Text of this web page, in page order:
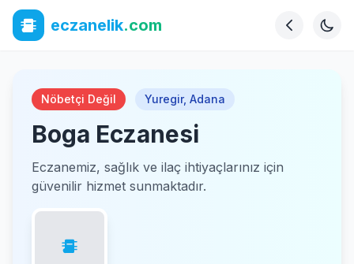
eczanelik.com
Nöbetçi Değil Yuregir, Adana
Boga Eczanesi
Eczanemiz, sağlık ve ilaç ihtiyaçlarınız için
güvenilir hizmet sunmaktadır.